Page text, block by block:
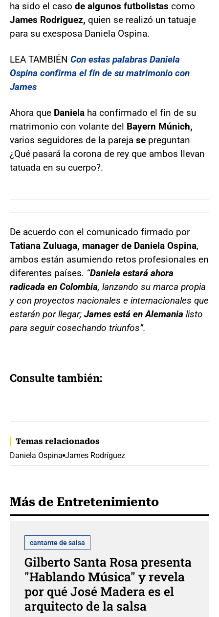
ha sido el caso de algunos futbolistas como
James Rodriguez, quien se realizó un tatuaje
para su exesposa Daniela Ospina.
LEA TAMBIÉN Con estas palabras Daniela
Ospina confirma el fin de su matrimonio con
James
Ahora que Daniela ha confirmado el fin de su
matrimonio con volante del Bayern Múnich,
varios seguidores de la pareja se preguntan
¿Qué pasará la corona de rey que ambos llevan
tatuada en su cuerpo?.
De acuerdo con el comunicado firmado por
Tatiana Zuluaga, manager de Daniela Ospina,
ambos están asumiendo retos profesionales en
diferentes países. “Daniela estará ahora
radicada en Colombia, lanzando su marca propia
y con proyectos nacionales e internacionales que
estarán por llegar; James está en Alemania listo
para seguir cosechando triunfos”.
Consulte también:
Temas relacionados
Daniela Ospina James Rodríguez
Más de Entretenimiento
cantante de salsa
Gilberto Santa Rosa presenta
"Hablando Música" y revela
por qué José Madera es el
arquitecto de la salsa